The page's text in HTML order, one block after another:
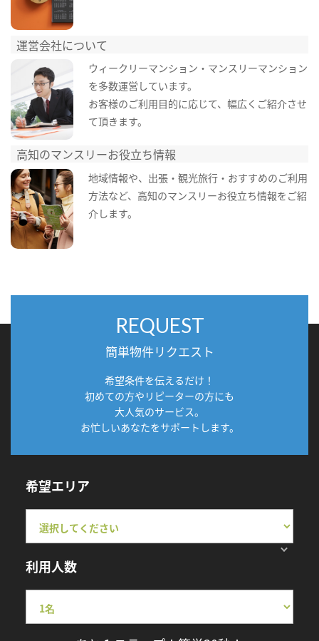
運営会社について
ウィークリーマンション・マンスリーマンション
を多数運営しています。
お客様のご利用目的に応じて、幅広くご紹介させ
て頂きます。
高知のマンスリーお役立ち情報
地域情報や、出張・観光旅行・おすすめのご利用
方法など、高知のマンスリーお役立ち情報をご紹
介します。
REQUEST
簡単物件リクエスト
希望条件を伝えるだけ！
初めての方やリピーターの方にも
大人気のサービス。
お忙しいあなたをサポートします。
希望エリア
利用人数